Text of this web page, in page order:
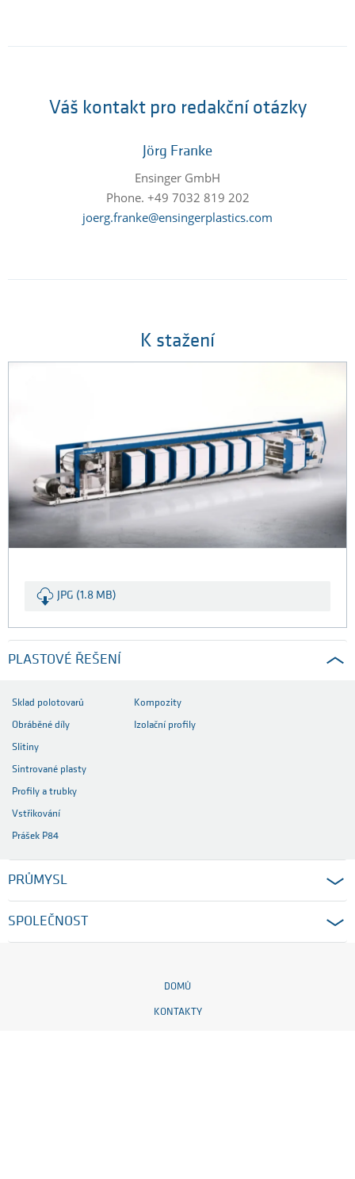
Váš kontakt pro redakční otázky
Jörg Franke
Ensinger GmbH
Phone. +49 7032 819 202
joerg.franke@ensingerplastics.com
K stažení
JPG (1.8 MB)
PLASTOVÉ ŘEŠENÍ
Sklad polotovarů
Obráběné díly
Slitiny
Sintrované plasty
Profily a trubky
Vstřikování
Prášek P84
Kompozity
Izolační profily
PRŮMYSL
SPOLEČNOST
DOMŮ
KONTAKTY